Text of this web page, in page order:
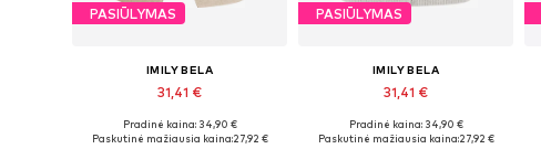
PASIŪLYMAS
IMILY BELA
31,41 €
Galimi dydžiai: S, M, XL
Pradinė kaina: 34,90 €
Paskutinė mažiausia kaina:27,92 €
PASIŪLYMAS
IMILY BELA
31,41 €
Galimi dydžiai: S, M, L, XL
Pradinė kaina: 34,90 €
Paskutinė mažiausia kaina:27,92 €